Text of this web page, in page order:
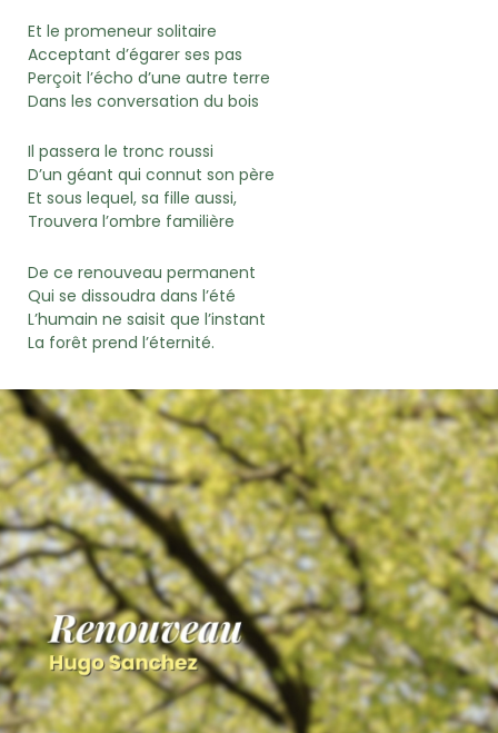
Et le promeneur solitaire
Acceptant d’égarer ses pas
Perçoit l’écho d’une autre terre
Dans les conversation du bois
Il passera le tronc roussi
D’un géant qui connut son père
Et sous lequel, sa fille aussi,
Trouvera l’ombre familière
De ce renouveau permanent
Qui se dissoudra dans l’été
L’humain ne saisit que l’instant
La forêt prend l’éternité.